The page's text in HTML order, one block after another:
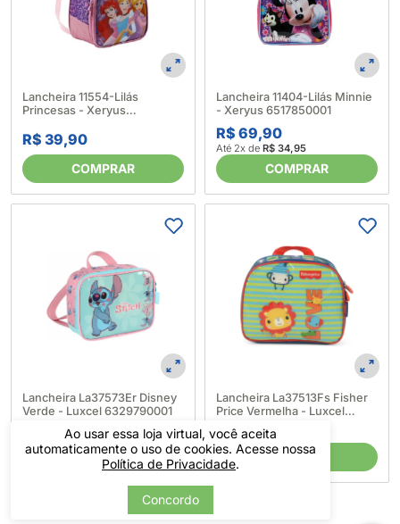
Lancheira 11554-Lilás
Princesas - Xeryus
R$ 39,90
COMPRAR
Lancheira 11404-Lilás Minnie
- Xeryus 6517850001
R$ 69,90
Até 2x de R$ 34,95
COMPRAR
Lancheira La37573Er Disney
Verde - Luxcel 6329790001
R$ 29,90
COMPRAR
Lancheira La37513Fs Fisher
Price Vermelha - Luxcel
R$ 29,90
COMPRAR
Ao usar essa loja virtual, você aceita
automaticamente o uso de cookies. Acesse nossa
Política de Privacidade.
Concordo